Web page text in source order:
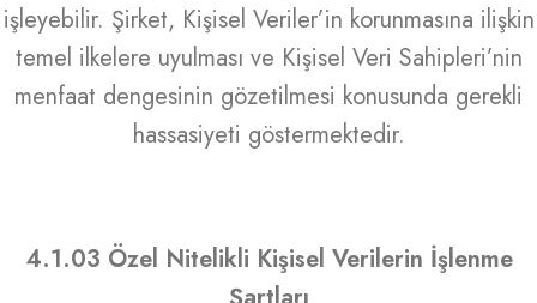
işleyebilir. Şirket, Kişisel Veriler’in korunmasına ilişkin
temel ilkelere uyulması ve Kişisel Veri Sahipleri’nin
menfaat dengesinin gözetilmesi konusunda gerekli
hassasiyeti göstermektedir.
4.1.03 Özel Nitelikli Kişisel Verilerin İşlenme